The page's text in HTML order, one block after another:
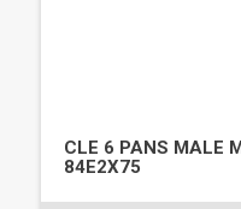
CLE 6 PANS MALE
84E2X75